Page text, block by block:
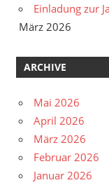
Einladung zur
März 2026
ARCHIVE
Mai 2026
April 2026
März 2026
Februar 2026
Januar 2026